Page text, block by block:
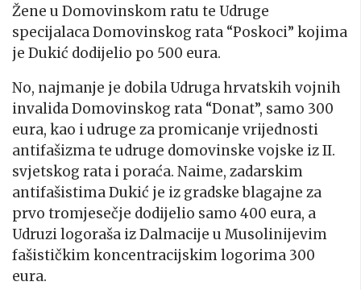
Žene u Domovinskom ratu te Udruge
specijalaca Domovinskog rata “Poskoci” kojima
je Dukić dodijelio po 500 eura.
No, najmanje je dobila Udruga hrvatskih vojnih
invalida Domovinskog rata “Donat”, samo 300
eura, kao i udruge za promicanje vrijednosti
antifašizma te udruge domovinske vojske iz II.
svjetskog rata i poraća. Naime, zadarskim
antifašistima Dukić je iz gradske blagajne za
prvo tromjesečje dodijelio samo 400 eura, a
Udruzi logoraša iz Dalmacije u Musolinijevim
fašističkim koncentracijskim logorima 300
eura.